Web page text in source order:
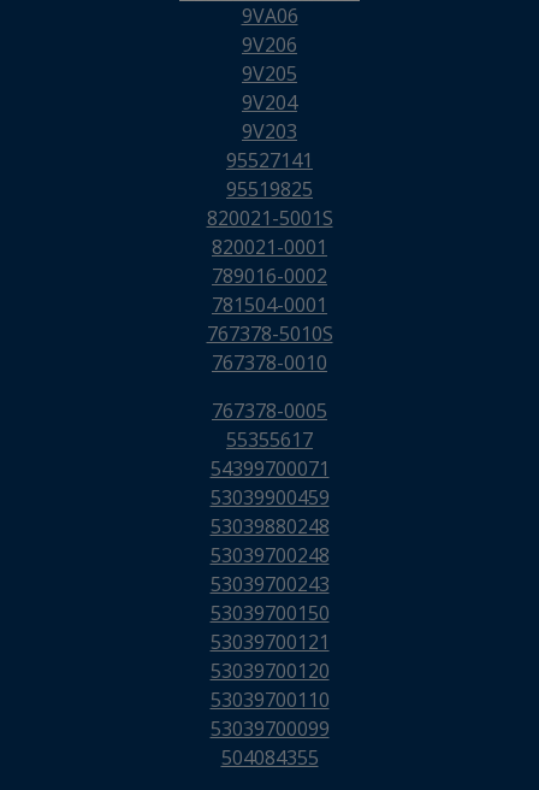
9VA06
9V206
9V205
9V204
9V203
95527141
95519825
820021-5001S
820021-0001
789016-0002
781504-0001
767378-5010S
767378-0010
767378-0005
55355617
54399700071
53039900459
53039880248
53039700248
53039700243
53039700150
53039700121
53039700120
53039700110
53039700099
504084355